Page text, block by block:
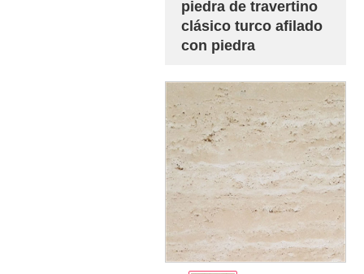
piedra de travertino
clásico turco afilado
con piedra